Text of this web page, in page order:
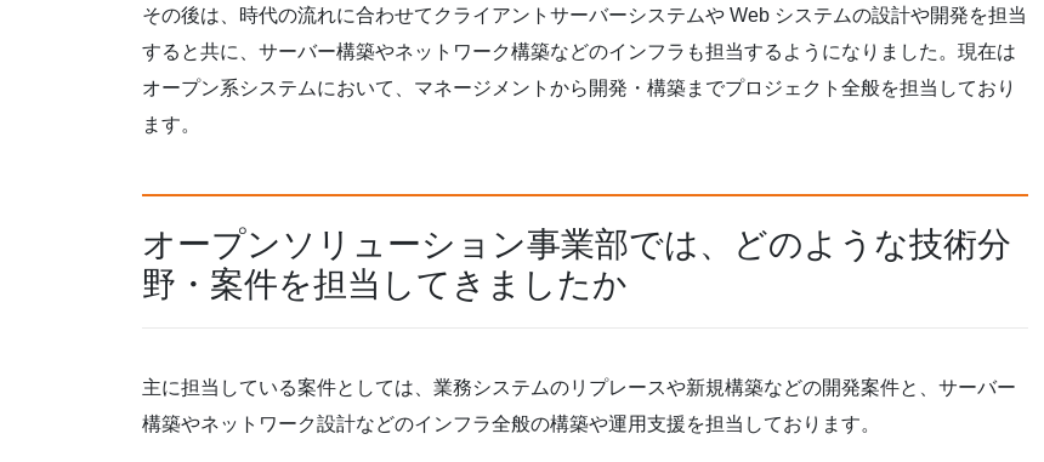
その後は、時代の流れに合わせてクライアントサーバーシステムや Web システムの設計や開発を担当
すると共に、サーバー構築やネットワーク構築などのインフラも担当するようになりました。現在は
オープン系システムにおいて、マネージメントから開発・構築までプロジェクト全般を担当しており
ます。
オープンソリューション事業部では、どのような技術分
野・案件を担当してきましたか
主に担当している案件としては、業務システムのリプレースや新規構築などの開発案件と、サーバー
構築やネットワーク設計などのインフラ全般の構築や運用支援を担当しております。